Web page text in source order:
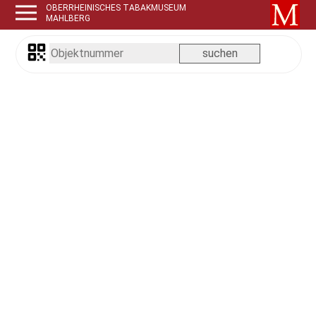
OBERRHEINISCHES TABAKMUSEUM
MAHLBERG